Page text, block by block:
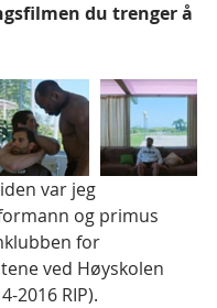
du trenger å
var jeg
og primus
for
ved Høyskolen
2016 RIP).